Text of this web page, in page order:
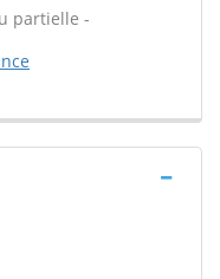
partielle -